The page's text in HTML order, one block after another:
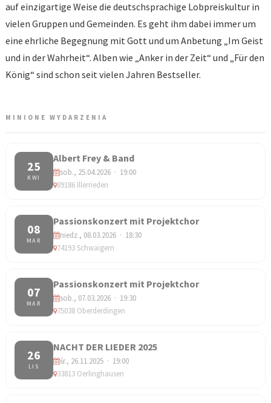
auf einzigartige Weise die deutschsprachige Lobpreiskultur in
vielen Gruppen und Gemeinden. Es geht ihm dabei immer um
eine ehrliche Begegnung mit Gott und um Anbetung „Im Geist
und in der Wahrheit“. Alben wie „Anker in der Zeit“ und „Für den
König“ sind schon seit vielen Jahren Bestseller.
MINIONE WYDARZENIA
25
KWI
Albert Frey & Band
sob., 25.04.2026 · 19:00
89186 Illerrieden
08
MAR
Passionskonzert mit Projektchor
niedz., 08.03.2026 · 18:30
74193 Schwaigern
07
MAR
Passionskonzert mit Projektchor
sob., 07.03.2026 · 19:30
75038 Oberderdingen
26
LIS
NACHT DER LIEDER 2025
śr., 26.11.2025 · 19:00
33813 Oerlinghausen